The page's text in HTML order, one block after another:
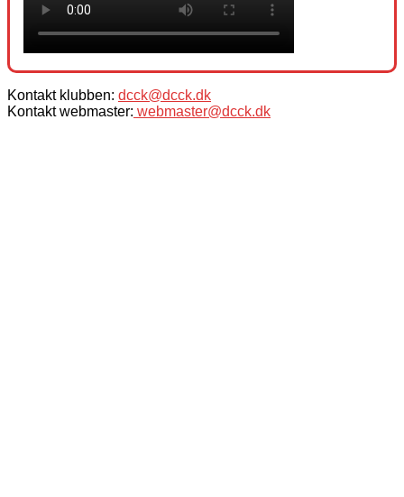
Kontakt klubben: dcck@dcck.dk
Kontakt webmaster: webmaster@dcck.dk